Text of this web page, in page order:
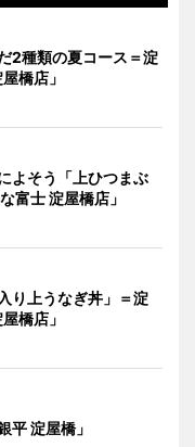
2種類の夏コース＝淀
橋店」
よそう「上ひつまぶ
富士 淀屋橋店」
り上うなぎ丼」＝淀
橋店」
平 淀屋橋」